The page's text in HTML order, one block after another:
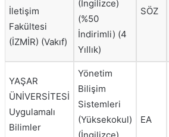
İletişim
Fakültesi
(İZMİR) (Vakıf)
(İngilizce)
(%50
İndirimli) (4
Yıllık)
SÖZ
YAŞAR
ÜNİVERSİTESİ
Uygulamalı
Bilimler
Yönetim
Bilişim
Sistemleri
(Yüksekokul)
(İngilizce)
EA